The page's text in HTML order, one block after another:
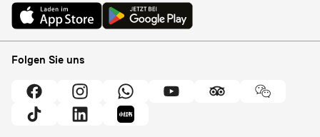
Folgen Sie uns